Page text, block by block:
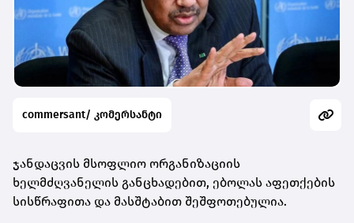
commersant/ კომერსანტი
ჯანდაცვის მსოფლიო ორგანიზაციის
ხელმძღვანელის განცხადებით, ებოლას აფეთქების
სისწრაფითა და მასშტაბით შეშფოთებულია.